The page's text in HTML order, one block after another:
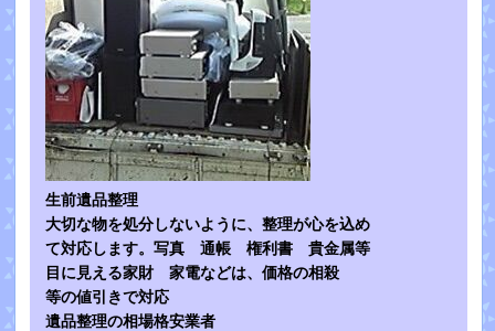
生前遺品整理
大切な物を処分しないように、整理が心を込め
て対応します。写真 通帳 権利書 貴金属等
目に見える家財 家電などは、価格の相殺
等の値引きで対応
遺品整理の相場格安業者